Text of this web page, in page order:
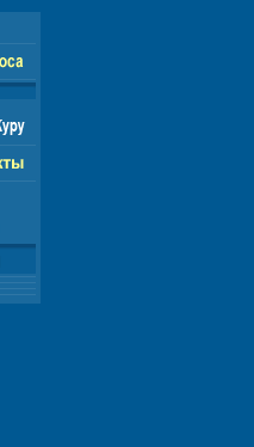
АЗИЯ - АФРИКА